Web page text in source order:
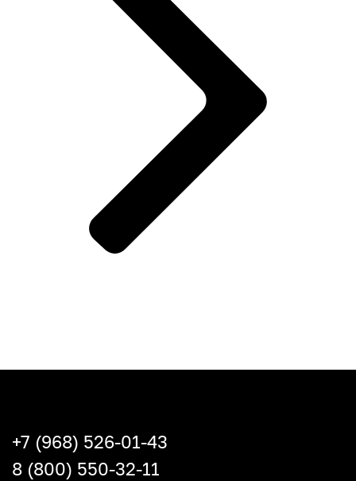
+7 (968) 526-01-43
8 (800) 550-32-11